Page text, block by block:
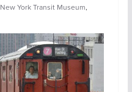
New York Transit Museum,